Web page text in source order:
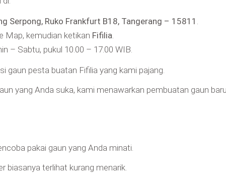
Serpong, Ruko Frankfurt B18, Tangerang – 15811
Map, kemudian ketikan Fifilia
– Sabtu, pukul 10.00 – 17.00 WIB.
gaun pesta buatan Fifilia yang kami pajang.
yang Anda suka, kami menawarkan pembuatan gaun
pakai gaun yang Anda minati.
biasanya terlihat kurang menarik.